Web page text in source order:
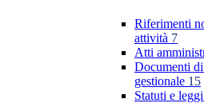
Riferimenti
attività 7
Atti
Documenti
gestionale 15
Statuti e